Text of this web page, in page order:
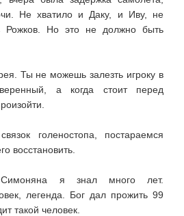
Не хватило и Даку, и Иву, не
Рожков. Но это не должно быть
Ты не можешь залезть игроку в
а когда стоит перед
голеностопа, постараемся
восстановить.
Симоняна я знал много лет.
легенда. Бог дал прожить 99
такой человек.